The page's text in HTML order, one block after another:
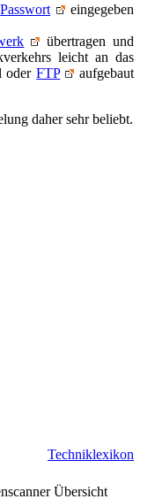
Passwort
eingegeben
übertragen und
leicht an das
oderFTP
aufgebaut
daher sehr beliebt.
Techniklexikon
Übersicht